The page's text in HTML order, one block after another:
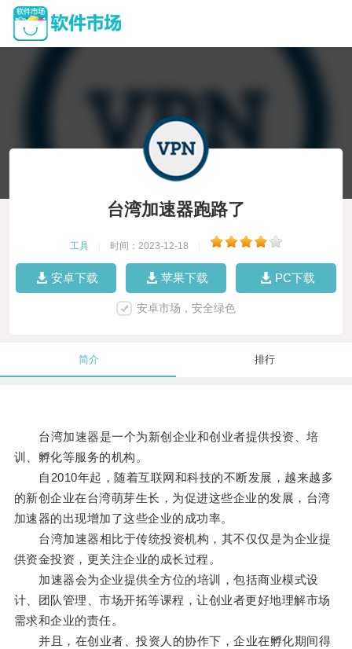
台湾加速器跑路了
工具 时间：2023-12-18
安卓下载 苹果下载 PC下载
安卓市场，安全绿色
简介 排行
台湾加速器是一个为新创企业和创业者提供投资、培
训、孵化等服务的机构。
自2010年起，随着互联网和科技的不断发展，越来越多
的新创企业在台湾萌芽生长，为促进这些企业的发展，台湾
加速器的出现增加了这些企业的成功率。
台湾加速器相比于传统投资机构，其不仅仅是为企业提
供资金投资，更关注企业的成长过程。
加速器会为企业提供全方位的培训，包括商业模式设
计、团队管理、市场开拓等课程，让创业者更好地理解市场
需求和企业的责任。
并且，在创业者、投资人的协作下，企业在孵化期间得